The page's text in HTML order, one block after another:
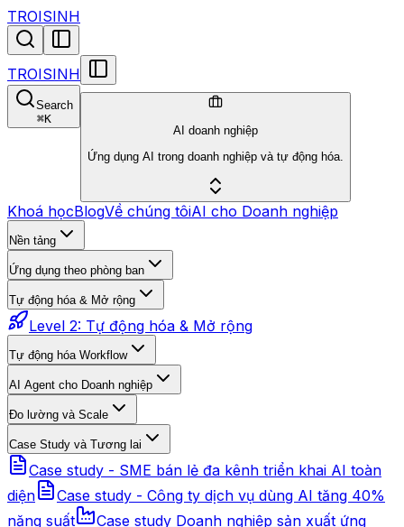
TROISINH
TROISINH
Search
⌘K
AI doanh nghiệp
Ứng dụng AI trong doanh nghiệp và tự động hóa.
Khoá họcBlogVề chúng tôiAI cho Doanh nghiệp
Nền tảng
Ứng dụng theo phòng ban
Tự động hóa & Mở rộng
Level 2: Tự động hóa & Mở rộng
Tự động hóa Workflow
AI Agent cho Doanh nghiệp
Đo lường và Scale
Case Study và Tương lai
Case study - SME bán lẻ đa kênh triển khai AI toàn
diện
Case study - Công ty dịch vụ dùng AI tăng 40%
năng suất
Case study Doanh nghiệp sản xuất ứng